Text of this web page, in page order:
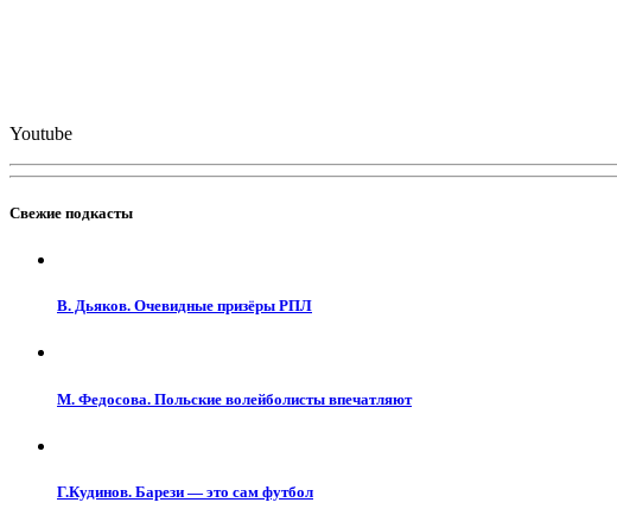
Youtube
Свежие подкасты
В. Дьяков. Очевидные призёры РПЛ
М. Федосова. Польские волейболисты впечатляют
Г.Кудинов. Барези — это сам футбол